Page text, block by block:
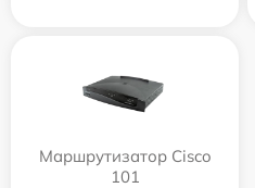
Маршрутизатор Cisco
101